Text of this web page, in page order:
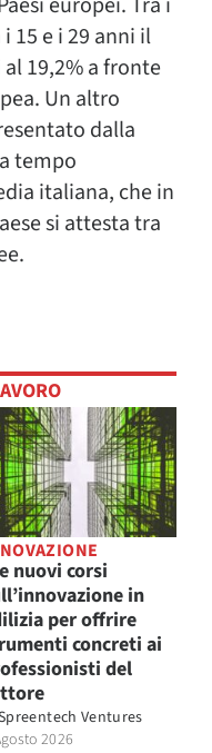
15 e i 29 anni il
19,2% a fronte
Un altro
dalla
tempo
italiana, che in
si attesta tra
nuovi corsi
in
per offrire
concreti ai
del
Ventures
2026